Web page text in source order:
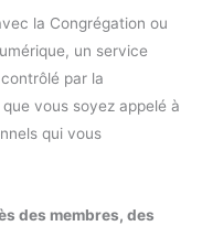
la Congrégation ou
un service
par la
vous soyez appelé à
qui vous
des membres, des